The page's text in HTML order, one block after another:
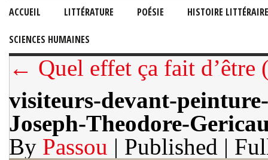
ACCUEIL LITTÉRATURE POÉSIE HISTOIRE LITTÉRAIRE
SCIENCES HUMAINES
← Quel effet ça fait d’être
visiteurs-devant-
Joseph-Theodore-
By Passou | Published |